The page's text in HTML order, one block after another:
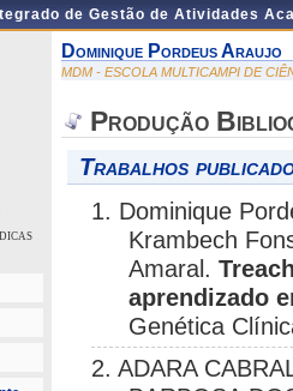
de Gestão de Atividades
Dominique Pordeus Araujo
MDM - ESCOLA MULTICAMPI DE
Produção
Trabalhos
1. Dominique
Krambech
Amaral.
aprendizado
Genética
2. ADARA